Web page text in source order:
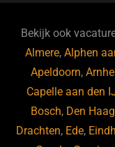
b
o
o
k
ky dI
n
Bekijk ook
Almere,Alphen
Apeldoorn,
Capelle aan den
Bosch, Den Haag
Drachten, Ede,